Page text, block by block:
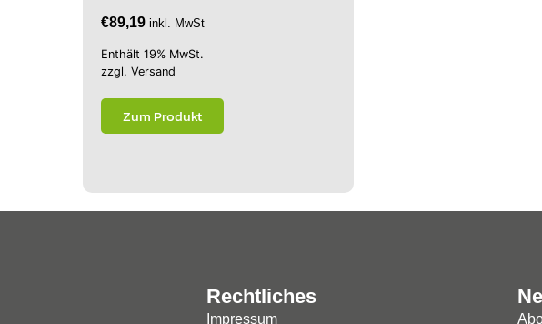
€89,19 inkl. MwSt
Enthält 19% MwSt.
zzgl. Versand
Zum Produkt
Rechtliches
Impressum